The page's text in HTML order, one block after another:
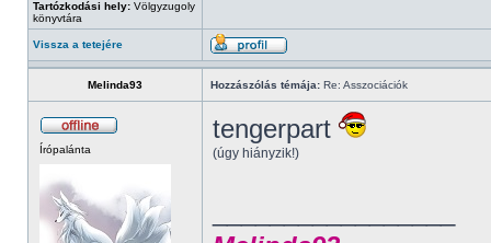
Tartózkodási hely: Völgyzugoly
könyvtára
Vissza a tetejére
Melinda93 Hozzászólás témája: Re: Asszociációk
Írópalánta
tengerpart
(úgy hiányzik!)